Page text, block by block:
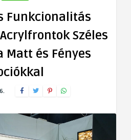
Funkcionalitás
Széles
Matt és Fényes